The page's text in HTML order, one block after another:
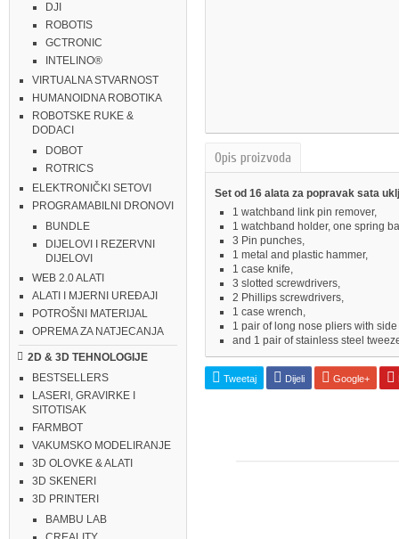
DJI
ROBOTIS
GCTRONIC
INTELINO®
VIRTUALNA STVARNOST
HUMANOIDNA ROBOTIKA
ROBOTSKE RUKE &
DODACI
DOBOT
ROTRICS
ELEKTRONIČKI SETOVI
PROGRAMABILNI DRONOVI
BUNDLE
DIJELOVI I REZERVNI
DIJELOVI
WEB 2.0 ALATI
ALATI I MJERNI UREĐAJI
POTROŠNI MATERIJAL
OPREMA ZA NATJECANJA
2D & 3D TEHNOLOGIJE
BESTSELLERS
LASERI, GRAVIRKE I
SITOTISAK
FARMBOT
VAKUMSKO MODELIRANJE
3D OLOVKE & ALATI
3D SKENERI
3D PRINTERI
BAMBU LAB
Opis proizvoda
Set od 16 alata za popravak sata
1 watchband link pin remover,
1 watchband holder, one spring
3 Pin punches,
1 metal and plastic hammer,
1 case knife,
3 slotted screwdrivers,
2 Phillips screwdrivers,
1 case wrench,
1 pair of long nose pliers with side
and 1 pair of stainless steel
Tweetaj Dijeli Google+